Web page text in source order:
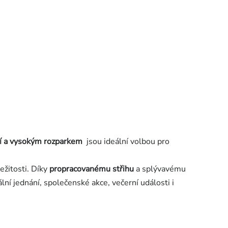
vysokým rozparkem jsou ideální volbou pro
Díky propracovanému střihu a splývavému
jednání, společenské akce, večerní události i